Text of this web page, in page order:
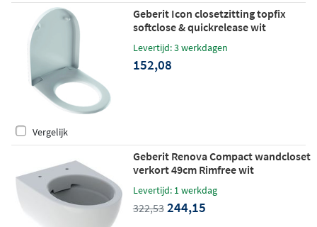
Geberit Icon closetzitting topfix
softclose & quickrelease wit
Levertijd: 3 werkdagen
152,08
Vergelijk
Geberit Renova Compact wandcloset
verkort 49cm Rimfree wit
Levertijd: 1 werkdag
322,53 244,15